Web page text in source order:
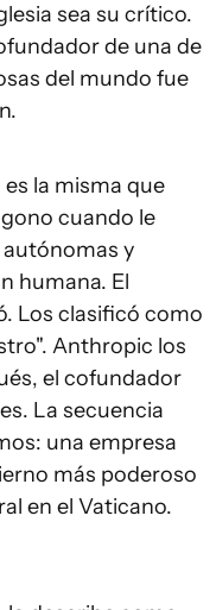
sea su crítico.
de una de
del mundo fue
la misma que
cuando le
y
humana. El
Los clasificó como
Anthropic los
el cofundador
La secuencia
una empresa
más poderoso
en el Vaticano.